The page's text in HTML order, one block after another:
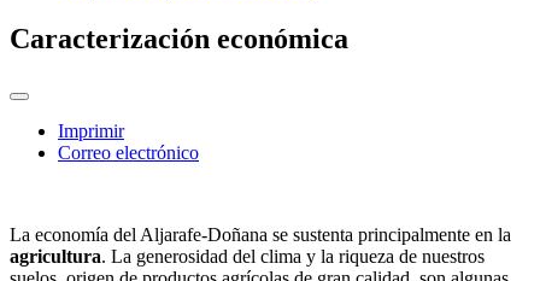
Caracterización económica
Imprimir
Correo electrónico
La economía del Aljarafe-Doñana se sustenta principalmente en la
agricultura. La generosidad del clima y la riqueza de nuestros